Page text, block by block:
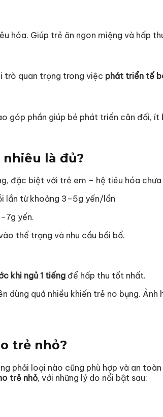
hóa. Giúp trẻ ăn ngon miệng và hấp
trò quan trọng trong việc phát triển tế
góp phần giúp bé phát triển cân đối, ít
là đủ?
đặc biệt với trẻ em – hệ tiêu hóa
lần từ khoảng 3–5g yến/lần
yến.
thể trạng và nhu cầu bồi bổ.
khi ngủ 1 tiếng để hấp thu tốt nhất.
dùng quá nhiều khiến trẻ no bụng. Ảnh
trẻ nhỏ?
phải loại nào cũng phù hợp và an
trẻ nhỏ, với những lý do nổi bật sau: